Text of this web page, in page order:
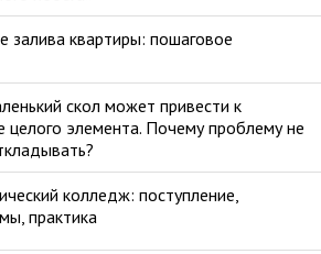
залива квартиры: пошаговое
скол может привести к
целого элемента. Почему проблему не
колледж: поступление,
практика